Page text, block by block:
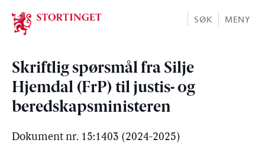
Stortinget.no
SØK MENY
Skriftlig spørsmål fra Silje
Hjemdal (FrP) til justis- og
beredskapsministeren
Dokument nr. 15:1403 (2024-2025)